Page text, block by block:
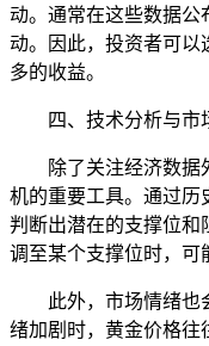
动。通常在这些数据公
动。因此，投资者可以
多的收益。
四、技术分析与市
除了关注经济数据
机的重要工具。通过历
判断出潜在的支撑位和
调至某个支撑位时，可
此外，市场情绪也
绪加剧时，黄金价格往